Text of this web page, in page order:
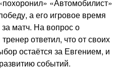
«Автомобилист»
а его игровое время
матч. На вопрос о
ответил, что от своих
остаётся за Евгением, и
событий.